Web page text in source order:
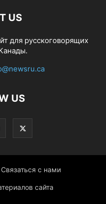
US
для русскоговорящих
US
Связаться с нами
сайта